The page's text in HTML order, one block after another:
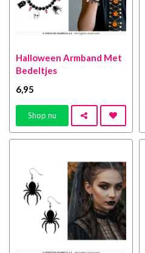
Halloween Armband Met
Bedeltjes
6 ,95
Shop nu